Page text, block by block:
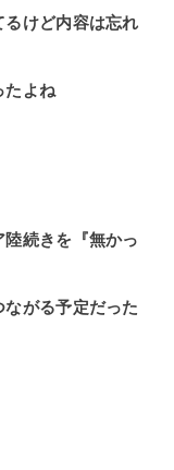
るけど内容は忘れ
たよね
陸続きを『無かっ
がる予定だった